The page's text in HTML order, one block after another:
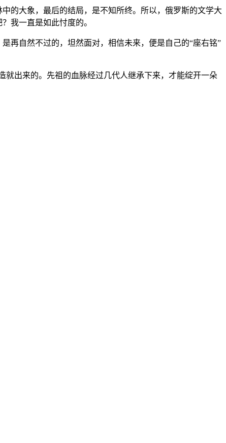
的大象，最后的结局，是不知所终。所以，俄罗斯的文学大
我一直是如此忖度的。
再自然不过的，坦然面对，相信未来，便是自己的“座右铭”
出来的。先祖的血脉经过几代人继承下来，才能绽开一朵